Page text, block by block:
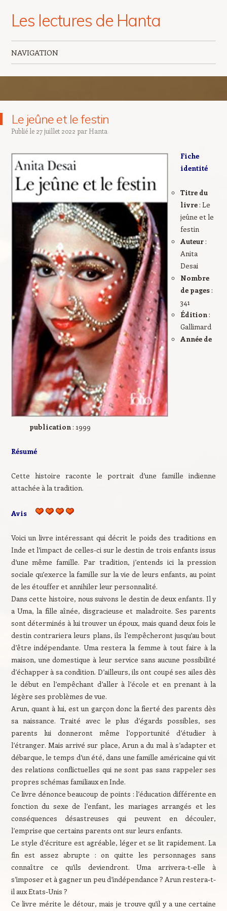
Les lectures de Hanta
NAVIGATION
Le jeûne et le festin
Publié le 27 juillet 2022 par Hanta
Fiche
identité
Titre du
livre: Le
jeûne et le
festin
Auteur:
Anita
Desai
Nombre
de pages:
341
Édition:
Gallimard
Année de
publication: 1999
Résumé
Cette histoire raconte le portrait d’une famille indienne
attachée à la tradition.
Avis
Voici un livre intéressant qui décrit le poids des traditions en
Inde et l’impact de celles-ci sur le destin de trois enfants issus
d’une même famille. Par tradition, j’entends ici la pression
sociale qu’exerce la famille sur la vie de leurs enfants, au point
de les étouffer et annihiler leur personnalité.
Dans cette histoire, nous suivons le destin de deux enfants. Il y
a Uma, la fille aînée, disgracieuse et maladroite. Ses parents
sont déterminés à lui trouver un époux, mais quand deux fois le
destin contrariera leurs plans, ils l’empêcheront jusqu’au bout
d’être indépendante. Uma restera la femme à tout faire à la
maison, une domestique à leur service sans aucune possibilité
d’échapper à sa condition. D’ailleurs, ils ont coupé ses ailes dès
le début en l’empêchant d’aller à l’école et en prenant à la
légère ses problèmes de vue.
Arun, quant à lui, est un garçon donc la fierté des parents dès
sa naissance. Traité avec le plus d’égards possibles, ses
parents lui donneront même l’opportunité d’étudier à
l’étranger. Mais arrivé sur place, Arun a du mal à s’adapter et
débarque, le temps d’un été, dans une famille américaine qui vit
des relations conflictuelles qui ne sont pas sans rappeler ses
propres schémas familiaux en Inde.
Ce livre dénonce beaucoup de points : l’éducation différente en
fonction du sexe de l’enfant, les mariages arrangés et les
conséquences désastreuses qui peuvent en découler,
l’emprise que certains parents ont sur leurs enfants.
Le style d’écriture est agréable, léger et se lit rapidement. La
fin est assez abrupte : on quitte les personnages sans
connaître ce qu’ils deviendront. Uma arrivera-t-elle à
s’imposer et à gagner un peu d’indépendance ? Arun restera-t-
il aux Etats-Unis ?
Ce livre mérite le détour, mais je trouve qu’il y a une certaine